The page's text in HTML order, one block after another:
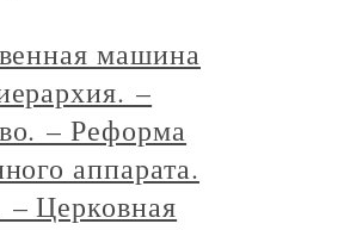
машина
–
– Реформа
аппарата.
Церковная